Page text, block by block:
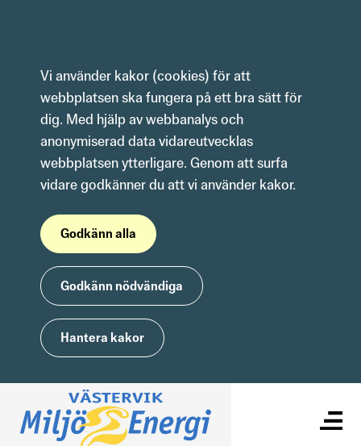
Vi använder kakor (cookies) för att
webbplatsen ska fungera på ett bra sätt för
dig. Med hjälp av webbanalys och
anonymiserad data vidareutvecklas
webbplatsen ytterligare. Genom att surfa
vidare godkänner du att vi använder kakor.
Godkänn alla
Godkänn nödvändiga
Hantera kakor